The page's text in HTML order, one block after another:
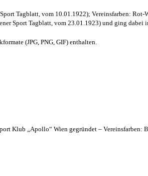
Tagblatt, vom 10.01.1922); Vereinsfarben: Rot-
Sport Tagblatt, vom 23.01.1923) und ging dabei
(JPG, PNG, GIF) enthalten.
Klub „Apollo“ Wien gegründet – Vereinsfarben: